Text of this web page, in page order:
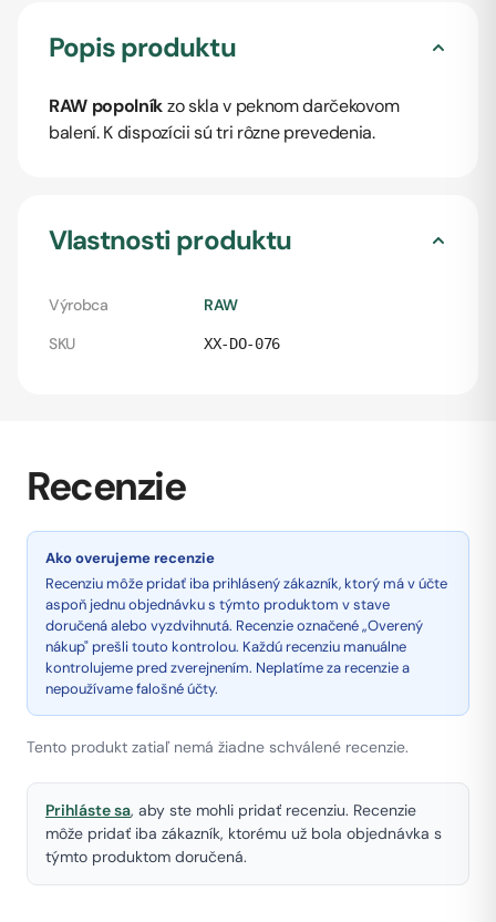
Popis produktu
RAW popolníkzo skla v peknom darčekovom
balení. K dispozícii sú tri rôzne prevedenia.
Vlastnosti produktu
Výrobca
RAW
SKU
XX-DO-076
Recenzie
Ako overujeme recenzie
Recenziu môže pridať iba prihlásený zákazník, ktorý má v účte
aspoň jednu objednávku s týmto produktom v stave
doručená alebo vyzdvihnutá. Recenzie označené „Overený
nákup" prešli touto kontrolou. Každú recenziu manuálne
kontrolujeme pred zverejnením. Neplatíme za recenzie a
nepoužívame falošné účty.
Tento produkt zatiaľ nemá žiadne schválené recenzie.
Prihláste sa, aby ste mohli pridať recenziu. Recenzie
môže pridať iba zákazník, ktorému už bola objednávka s
týmto produktom doručená.